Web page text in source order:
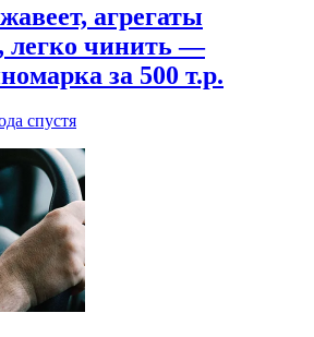
агрегаты
легко чинить —
за 500 т.р.
спустя